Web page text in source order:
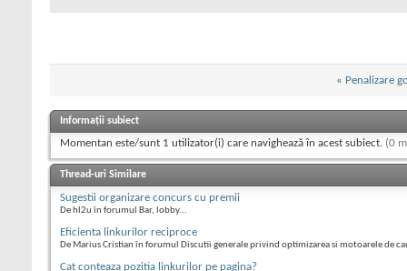
« Penalizare
Informații subiect
Momentan este/sunt 1 utilizator(i) care navighează în acest subiect. (0
Thread-uri Similare
Sugestii organizare concurs cu premii
De hl2u în forumul Bar, lobby...
Eficienta linkurilor reciproce
De Marius Cristian în forumul Discutii generale privind optimizarea si motoarele de
Cat conteaza pozitia linkurilor pe pagina?